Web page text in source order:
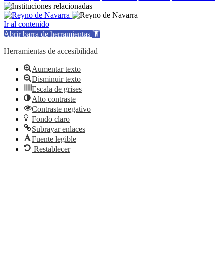
Ir al contenido
Abrir barra de herramientas
Herramientas de accesibilidad
Aumentar texto
Disminuir texto
Escala de grises
Alto contraste
Contraste negativo
Fondo claro
Subrayar enlaces
Fuente legible
Restablecer